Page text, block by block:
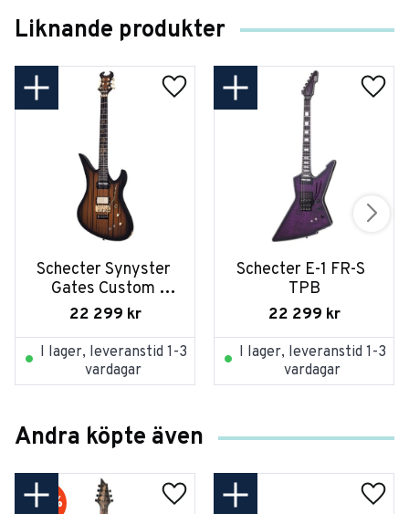
Liknande produkter
Schecter Synyster
Gates Custom
Sustainiac SGB
22 299 kr
I lager, leveranstid 1-3
vardagar
Schecter E-1 FR-S
TPB
22 299 kr
I lager, leveranstid 1-3
vardagar
Andra köpte även
20 %